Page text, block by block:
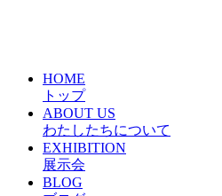
HOME
トップ
ABOUT US
わたしたちについて
EXHIBITION
展示会
BLOG